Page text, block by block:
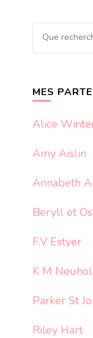
Vous
recherchiez
MES
Alice
Amy Aislin
Annabeth
Beryll et
F.V Estyer
K M
Parker St
Riley Hart